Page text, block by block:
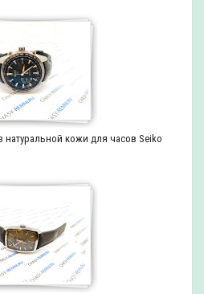
натуральной кожи для часов Seiko